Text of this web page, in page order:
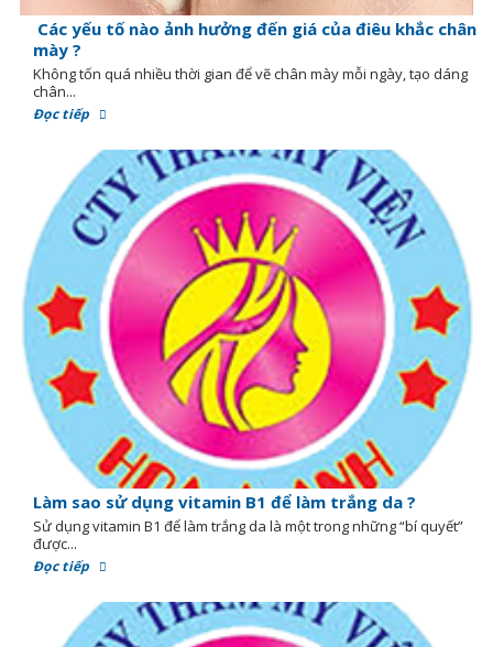
Các yếu tố nào ảnh hưởng đến giá của điêu khắc chân
mày ?
Không tốn quá nhiều thời gian để vẽ chân mày mỗi ngày, tạo dáng
chân...
Đọc tiếp
Làm sao sử dụng vitamin B1 để làm trắng da ?
Sử dụng vitamin B1 để làm trắng da là một trong những “bí quyết”
được...
Đọc tiếp